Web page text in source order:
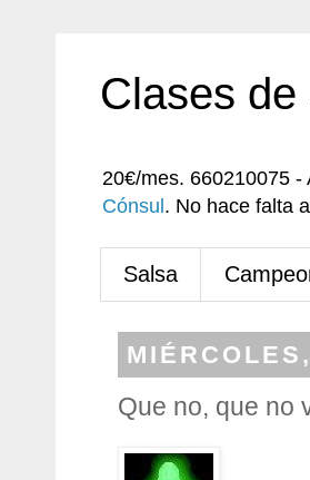
Clases
20€/mes. 660210075 -
Cónsul . No hace falta
Salsa
Que no, que no